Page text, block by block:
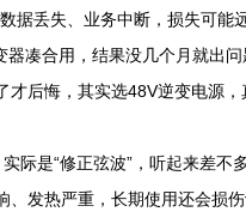
据丢失、业务中断，损失可能
凑合用，结果没几个月就出
后悔，其实选48V逆变电源
际是“修正弦波”，听起来差不
、发热严重，长期使用还会损